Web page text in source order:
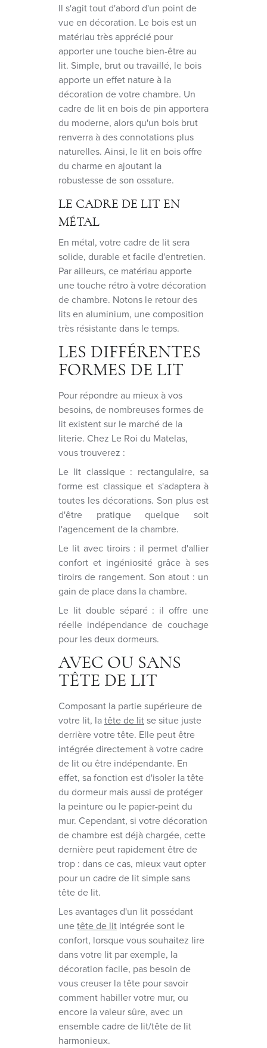
Il s'agit tout d'abord d'un point de
vue en décoration. Le bois est un
matériau très apprécié pour
apporter une touche bien-être au
lit. Simple, brut ou travaillé, le bois
apporte un effet nature à la
décoration de votre chambre. Un
cadre de lit en bois de pin apportera
du moderne, alors qu'un bois brut
renverra à des connotations plus
naturelles. Ainsi, le lit en bois offre
du charme en ajoutant la
robustesse de son ossature.
LE CADRE DE LIT EN
MÉTAL
En métal, votre cadre de lit sera
solide, durable et facile d'entretien.
Par ailleurs, ce matériau apporte
une touche rétro à votre décoration
de chambre. Notons le retour des
lits en aluminium, une composition
très résistante dans le temps.
LES DIFFÉRENTES
FORMES DE LIT
Pour répondre au mieux à vos
besoins, de nombreuses formes de
lit existent sur le marché de la
literie. Chez Le Roi du Matelas,
vous trouverez :
Le lit classique : rectangulaire, sa
forme est classique et s'adaptera à
toutes les décorations. Son plus est
d'être pratique quelque soit
l'agencement de la chambre.
Le lit avec tiroirs : il permet d'allier
confort et ingéniosité grâce à ses
tiroirs de rangement. Son atout : un
gain de place dans la chambre.
Le lit double séparé : il offre une
réelle indépendance de couchage
pour les deux dormeurs.
AVEC OU SANS
TÊTE DE LIT
Composant la partie supérieure de
votre lit, latête de litse situe juste
derrière votre tête. Elle peut être
intégrée directement à votre cadre
de lit ou être indépendante. En
effet, sa fonction est d'isoler la tête
du dormeur mais aussi de protéger
la peinture ou le papier-peint du
mur. Cependant, si votre décoration
de chambre est déjà chargée, cette
dernière peut rapidement être de
trop : dans ce cas, mieux vaut opter
pour un cadre de lit simple sans
tête de lit.
Les avantages d'un lit possédant
unetête de lit intégrée sont le
confort, lorsque vous souhaitez lire
dans votre lit par exemple, la
décoration facile, pas besoin de
vous creuser la tête pour savoir
comment habiller votre mur, ou
encore la valeur sûre, avec un
ensemble cadre de lit/tête de lit
harmonieux.